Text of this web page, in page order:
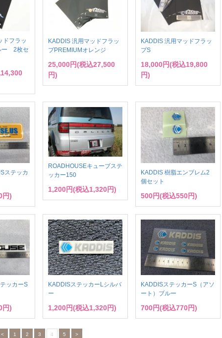
ドフラッ
ー 2枚セ
KADDIS 汎用マッドフラッ
プPREMIUMオレンジ
25,000円(税込27,500
円)
KADDIS 汎用マッドフラッ
プS
18,000円(税込19,800
円)
ステッカ
円)
ROADHOUSEキューブステ
ッカー150
1,200円(税込1,320円)
KADDIS 樹脂エンブレム2
個セット
500円(税込550円)
ッカーS
円)
KADDISステッカーLシルバ
ー
1,200円(税込1,320円)
KADDISステッカーS（アソ
ート）ブルー
700円(税込770円)
< 1 2 3 4 5 >